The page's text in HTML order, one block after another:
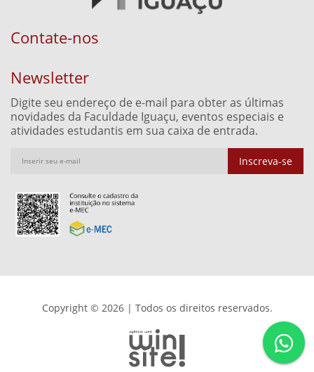
Contate-nos
Newsletter
Digite seu endereço de e-mail para obter as últimas
novidades da Faculdade Iguaçu, eventos especiais e
atividades estudantis em sua caixa de entrada.
Inscreva-se
Copyright © 2026 | Todos os direitos reservados.